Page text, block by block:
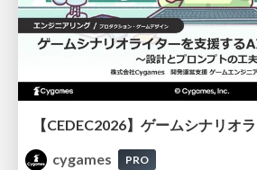
cygames
PRO